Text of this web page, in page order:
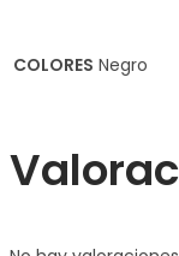
COLORES Negro